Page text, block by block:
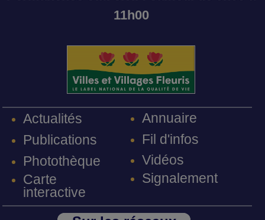
11h00
Actualités
Publications
Photothèque
Carte
interactive
Annuaire
Fil d'infos
Vidéos
Signalement